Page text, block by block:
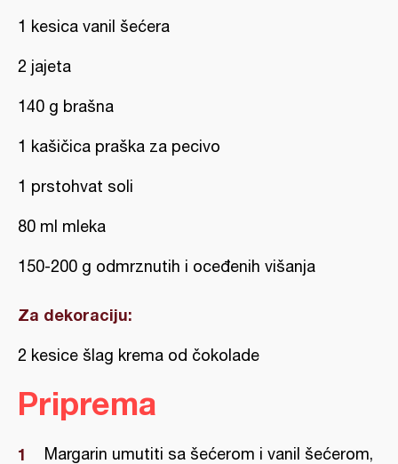
1 kesica vanil šećera
2 jajeta
140 g brašna
1 kašičica praška za pecivo
1 prstohvat soli
80 ml mleka
150-200 g odmrznutih i oceđenih višanja
Za dekoraciju:
2 kesice šlag krema od čokolade
Priprema
Margarin umutiti sa šećerom i vanil šećerom,